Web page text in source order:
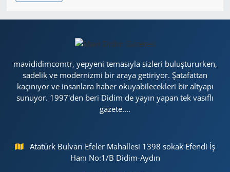
mavididimcomtr, yepyeni temasıyla sizleri buluştururken,
sadelik ve modernizmi bir araya getiriyor. Şatafattan
kaçınıyor ve insanlara haber okuyabilecekleri bir altyapı
sunuyor. 1997'den beri Didim de yayın yapan tek vasıflı
gazete....
Atatürk Bulvarı Efeler Mahallesi 1398 sokak Efendi İş
Hanı No:1/B Didim-Aydın